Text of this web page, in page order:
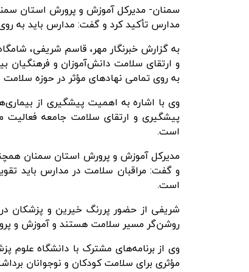
سمنان- مدیرکل آموزش و پرورش استان
مدارس تأکید کرد و گفت: مدارس باید به
به گزارش خبرنگار مهر، قاسم شریفی،
و ارتقای سلامت دانش‌آموزان و فرهنگیان
به روی تمامی نهادهای مؤثر در حوزه سلامت
وی با اشاره به اهمیت پیشگیری از
پیشگیری و ارتقای سلامت جامعه
است.
مدیرکل آموزش و پرورش استان سمنان
و گفت: مراقبان سلامت در مدارس باید
است.
شریفی از حضور پررنگ خیرین و پزشکان در
روشن‌گر مسیر سلامت هستند و آموزش و
وی از برنامه‌های مشترک با دانشگاه علوم
مؤثری برای سلامت کودکان و نوجوانان